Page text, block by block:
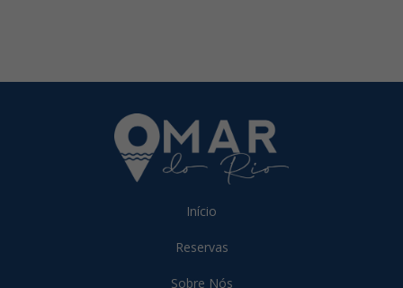
Início
Reservas
Sobre Nós